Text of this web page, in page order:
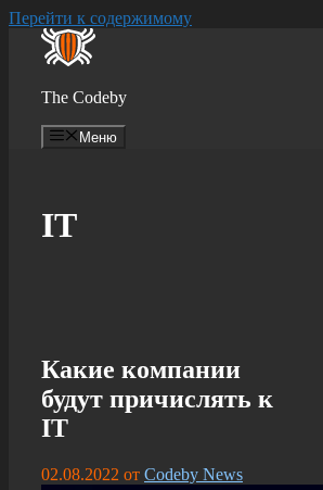
Перейти к содержимому
The Codeby
Меню
IT
Какие компании
будут причислять к
IT
02.08.2022 от Codeby News